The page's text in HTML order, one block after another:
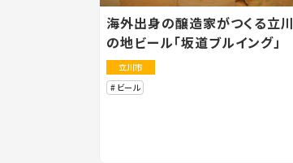
海外出身の醸造家がつくる立川
の地ビール「坂道ブルイング」
立川市
ビール